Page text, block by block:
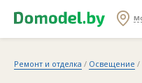
Ремонт и отделка / Освещение /